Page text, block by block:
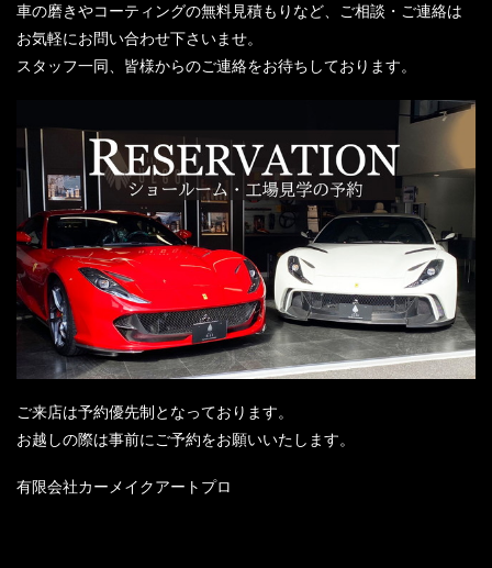
車の磨きやコーティングの無料見積もりなど、ご相談・ご連絡は
お気軽にお問い合わせ下さいませ。
スタッフ一同、皆様からのご連絡をお待ちしております。
ご来店は予約優先制となっております。
お越しの際は事前にご予約をお願いいたします。
有限会社カーメイクアートプロ